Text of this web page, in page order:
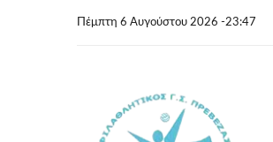
Πέμπτη 6 Αυγούστου 2026 -23:47